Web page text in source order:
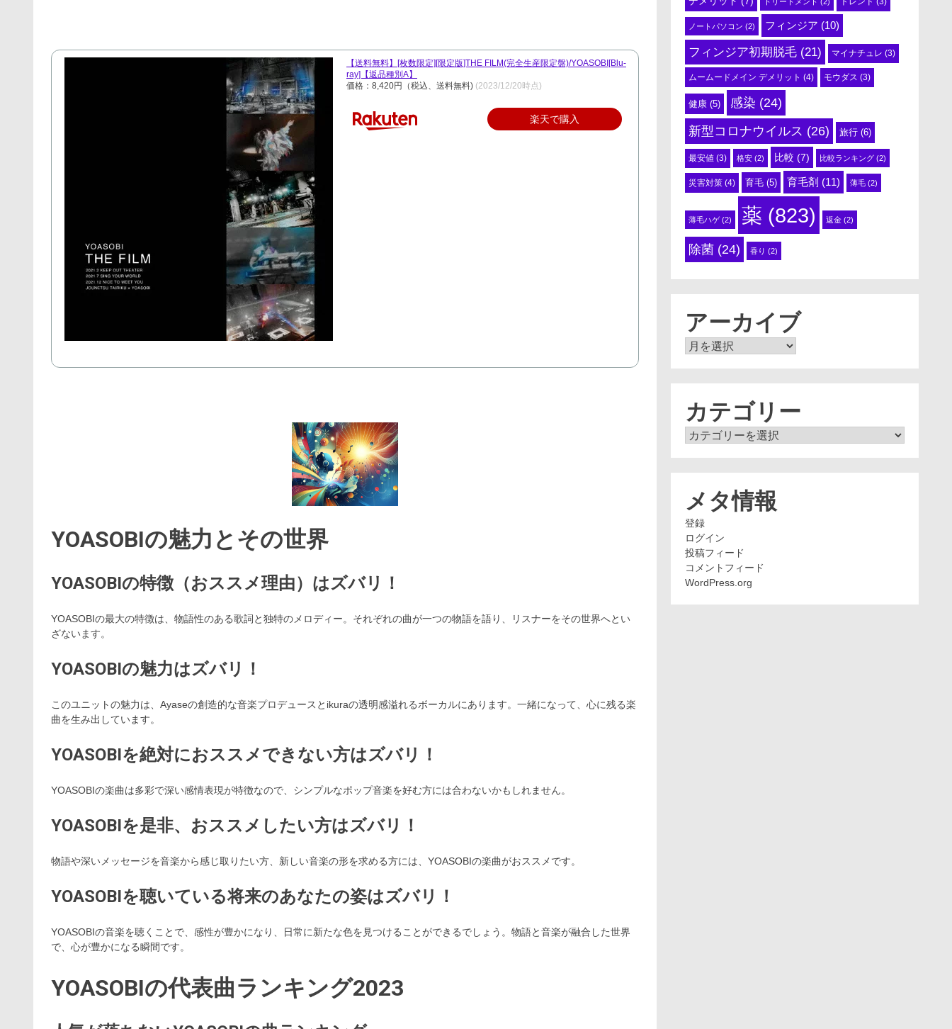
【送料無料】[枚数限定][限定版]THE FILM(完全生産限定盤)/YOASOBI[Blu-
ray]【返品種別A】
価格：8,420円（税込、送料無料) (2023/12/20時点)
楽天で購入
YOASOBIの魅力とその世界
YOASOBIの特徴（おススメ理由）はズバリ！
YOASOBIの最大の特徴は、物語性のある歌詞と独特のメロディー。それぞれの曲が一つの物語を語り、リスナーをその世界へとい
ざないます。
YOASOBIの魅力はズバリ！
このユニットの魅力は、Ayaseの創造的な音楽プロデュースとikuraの透明感溢れるボーカルにあります。一緒になって、心に残る楽
曲を生み出しています。
YOASOBIを絶対におススメできない方はズバリ！
YOASOBIの楽曲は多彩で深い感情表現が特徴なので、シンプルなポップ音楽を好む方には合わないかもしれません。
YOASOBIを是非、おススメしたい方はズバリ！
物語や深いメッセージを音楽から感じ取りたい方、新しい音楽の形を求める方には、YOASOBIの楽曲がおススメです。
YOASOBIを聴いている将来のあなたの姿はズバリ！
YOASOBIの音楽を聴くことで、感性が豊かになり、日常に新たな色を見つけることができるでしょう。物語と音楽が融合した世界
で、心が豊かになる瞬間です。
YOASOBIの代表曲ランキング2023
ノートパソコン (2) フィンジア (10)
フィンジア初期脱毛 (21) マイナチュレ (3)
ムームードメイン デメリット (4) モウダス (3)
健康 (5) 感染 (24)
新型コロナウイルス (26) 旅行 (6)
最安値 (3) 格安 (2) 比較 (7) 比較ランキング (2)
災害対策 (4) 育毛 (5) 育毛剤 (11) 薄毛 (2)
薄毛ハゲ(2) 薬 (823) 返金 (2)
除菌 (24) 香り (2)
アーカイブ
ア
カテゴリー
カ
メタ情報
登録
ログイン
投稿フィード
コメントフィード
WordPress.org